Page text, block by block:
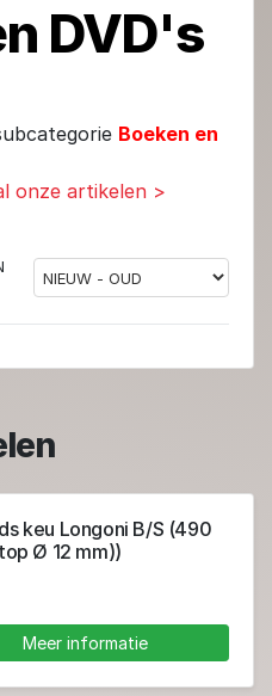
DVD's
Boeken en
onze artikelen >
keu Longoni B/S (490
Ø 12 mm))
Meer informatie